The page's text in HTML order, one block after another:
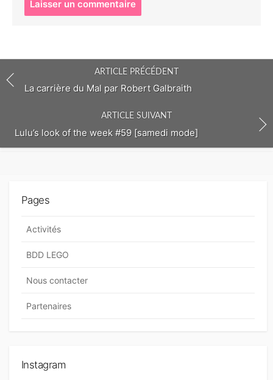
o
m
m
n
ARTICLE PRÉCÉDENT
La carrière du Mal par Robert Galbraith
ARTICLE SUIVANT
Lulu’s look of the week #59 [samedi mode]
Pages
Activités
BDD LEGO
Nous contacter
Partenaires
Instagram